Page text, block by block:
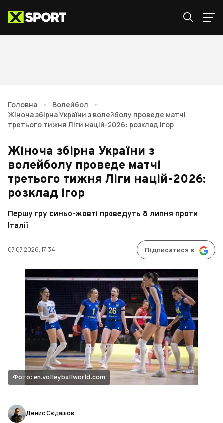
Головна • Волейбол
•
Жіноча збірна України з волейболу проведе матчі
третього тижня Ліги націй-2026: розклад ігор
Жіноча збірна України з
волейболу проведе матчі
третього тижня Ліги націй-2026:
розклад ігор
Першу гру синьо-жовті проведуть 8 липня проти
Італії
07.07.2026, 17:34 Підписатися в
Фото: en.volleyballworld.com
Денис Сєдашов